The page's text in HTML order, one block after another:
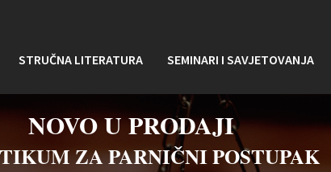
STRUČNA LITERATURA SEMINARI I SAVJETOVANJA
NOVO U PRODAJI
ZA PARNIČNI POSTUPAK